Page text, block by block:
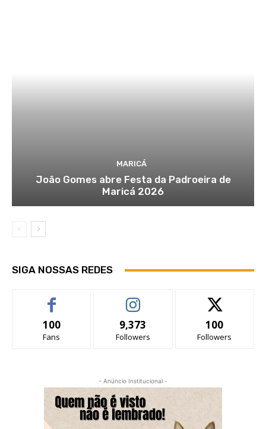
MARICÁ
João Gomes abre Festa da Padroeira de
Maricá 2026
SIGA NOSSAS REDES
100
Fans
9,373
Followers
100
Followers
- Anúncio Institucional -